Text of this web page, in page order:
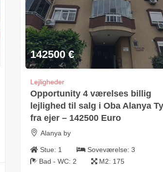
142500 €
Lejligheder
Opportunity 4 værelses billig
lejlighed til salg i Oba Alanya
fra ejer – 142500 Euro
Alanya by
Stue: 1 Soveværelse: 3
Bad - WC: 2 M2: 175